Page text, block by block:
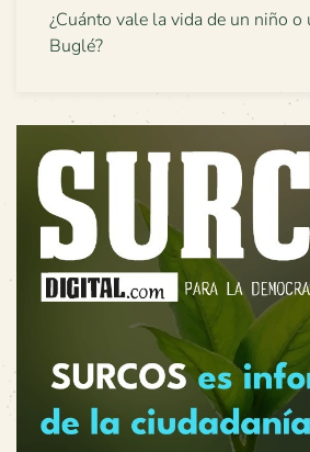
¿Cuánto vale la vida de un niño o
Buglé?